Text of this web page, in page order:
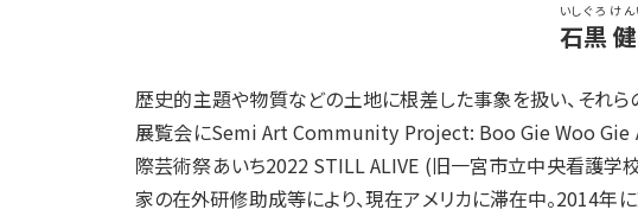
石黒
いしぐろ けん
歴史的主題や物質などの土地に根差した事象を扱い、それ
展覧会にSemi Art Community Project: Boo Gie Woo Gie
際芸術祭あいち2022 STILL ALIVE (旧一宮市立中央看護学
家の在外研修助成等により、現在アメリカに滞在中。2014年